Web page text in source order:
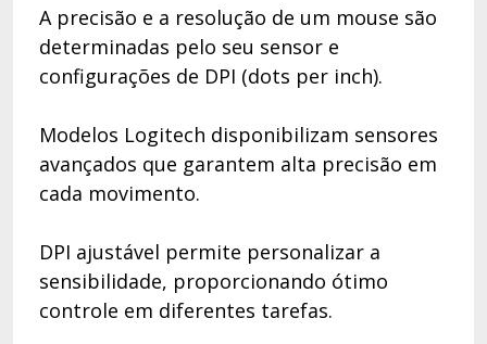
A precisão e a resolução de um mouse são
determinadas pelo seu sensor e
configurações de DPI (dots per inch).
Modelos Logitech disponibilizam sensores
avançados que garantem alta precisão em
cada movimento.
DPI ajustável permite personalizar a
sensibilidade, proporcionando ótimo
controle em diferentes tarefas.